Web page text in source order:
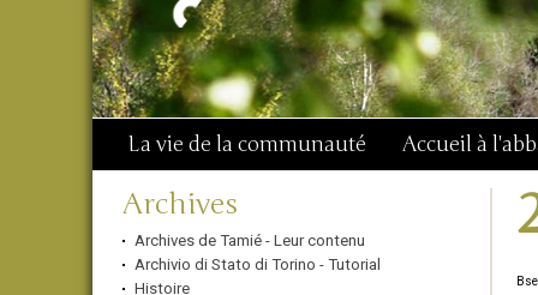
La vie de la communauté Accueil à
Navigation
Archives
Archives de Tamié - Leur contenu
Archivio di Stato di Torino - Tutorial
Histoire